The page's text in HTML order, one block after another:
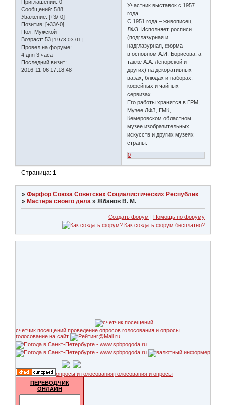
Приглашений: 0
Сообщений: 588
Уважение: [+3/-0]
Позитив: [+33/-0]
Пол: Мужской
Возраст: 53 [1973-03-01]
Провел на форуме:
4 дня 3 часа
Последний визит:
2016-11-06 17:18:48
Участник выставок с 1957
года.
С 1951 года – живописец
ЛФЗ. Исполняет росписи
(подглазурная и
надглазурная, форма
в основном А.И. Борисова, а
также А.А. Лепорской и
других) на декоративных
вазах, блюдах и наборах,
кофейных и чайных
сервизах.
Его работы хранятся в ГРМ,
Музее ЛФЗ, ГМК,
Кемеровском областном
музее изобразительных
искусств и других музеях
страны.
0
Страница:1
»Фарфор Союза Советских Социалистических Республик
»Мастера своего дела »Жбанов В. М.
Создать форум | Помощь по форуму
счетчик посещений проведение опросов голосования и опросы
голосование на сайт
опросы и голосования голосования и опросы
ПЕРЕВОДЧИК
ОНЛАЙН